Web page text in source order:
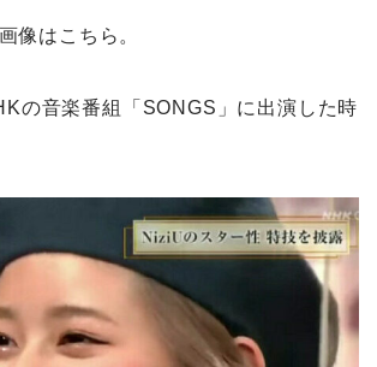
像はこちら。
の音楽番組「SONGS」に出演した時